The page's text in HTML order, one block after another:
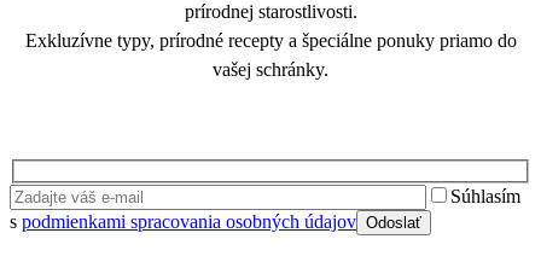
prírodnej starostlivosti.
Exkluzívne typy, prírodné recepty a špeciálne ponuky priamo do
vašej schránky.
Súhlasím
s podmienkami spracovania osobných údajov